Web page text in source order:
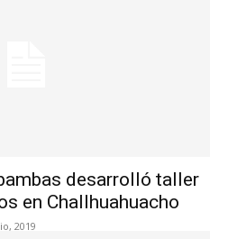
desarrolló taller
en Challhuahuacho
2019